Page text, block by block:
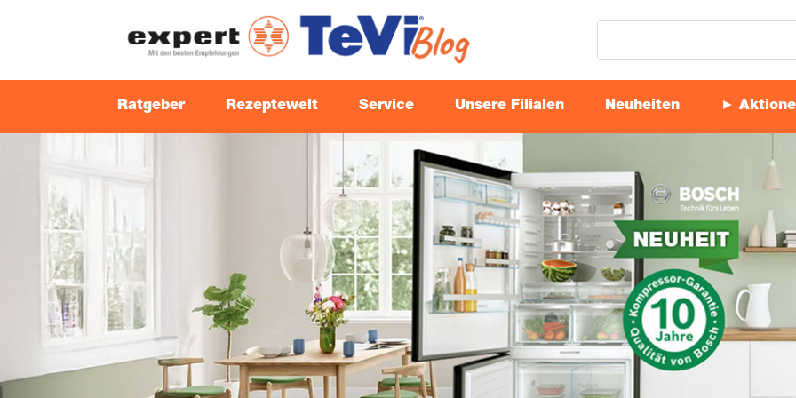
Rat­ge­ber Rezep­te­welt Ser­vice Unse­re Filialen Neu­hei­ten ►